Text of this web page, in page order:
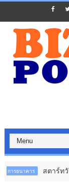
สตาร์ทวันนี้